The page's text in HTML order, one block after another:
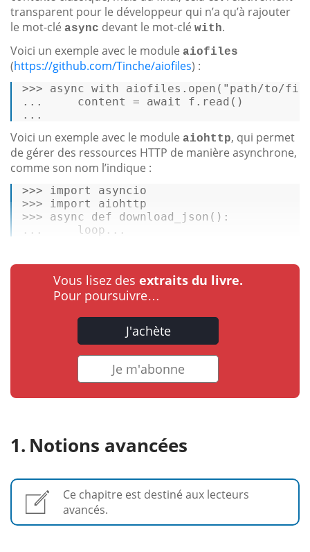
transparent pour le développeur qui n’a qu’à rajouter
le mot-clé async devant le mot-clé with.
Voici un exemple avec le module aiofiles
(https://github.com/Tinche/aiofiles) :
>>> async with aiofiles. open ( "path/to/
...
Voici un exemple avec le module aiohttp, qui permet
de gérer des ressources HTTP de manière asynchrone,
comme son nom l’indique :
>>> import
asyncio
>>>
import
aiohttp
>>>
async def download_json ():
...     loop...
Vous lisez des extraits du livre.
Pour poursuivre…
J'achète
Je m'abonne
Notions avancées
Ce chapitre est destiné aux lecteurs
avancés.